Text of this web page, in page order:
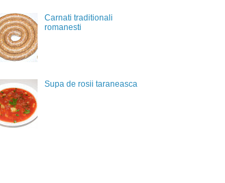
Carnati traditionali
romanesti
Supa de rosii taraneasca